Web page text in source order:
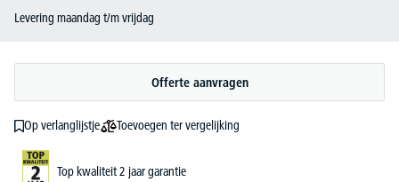
Levering maandag t/m vrijdag
Offerte aanvragen
Op verlanglijstje Toevoegen ter vergelijking
Top kwaliteit 2 jaar garantie